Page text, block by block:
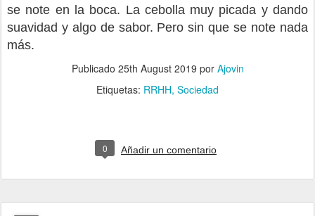
se note en la boca. La cebolla muy picada y dando
suavidad y algo de sabor. Pero sin que se note nada
más.
Publicado 25th August 2019 por Ajovin
Etiquetas: RRHH Sociedad
0 Añadir un comentario